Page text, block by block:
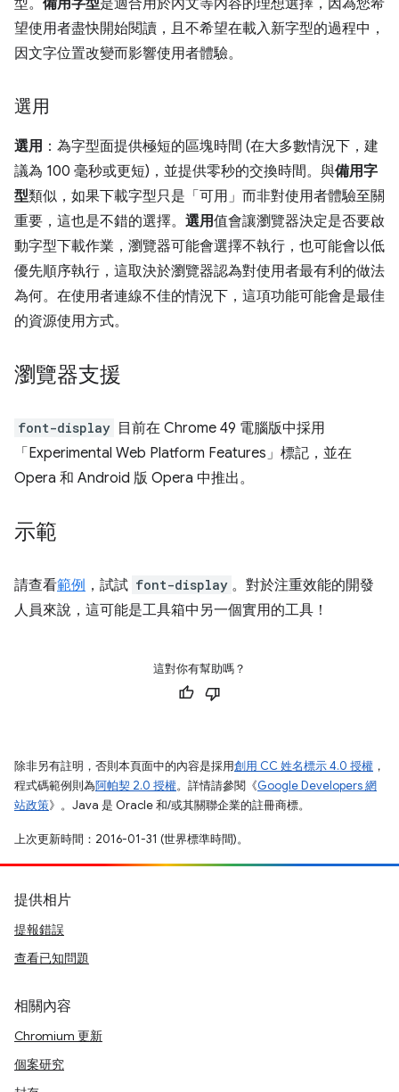
型。 備用字型是適合用於內文等內容的理想選擇，因為您希
望使用者盡快開始閱讀，且不希望在載入新字型的過程中，
因文字位置改變而影響使用者體驗。
選用
選用 ：為字型面提供極短的區塊時間 (在大多數情況下，建
議為 100 毫秒或更短)，並提供零秒的交換時間。與備用字
型類似，如果下載字型只是「可用」而非對使用者體驗至關
重要，這也是不錯的選擇。 選用值會讓瀏覽器決定是否要啟
動字型下載作業，瀏覽器可能會選擇不執行，也可能會以低
優先順序執行，這取決於瀏覽器認為對使用者最有利的做法
為何。在使用者連線不佳的情況下，這項功能可能會是最佳
的資源使用方式。
瀏覽器支援
font-display 目前在 Chrome 49 電腦版中採用
「Experimental Web Platform Features」標記，並在
Opera 和 Android 版 Opera 中推出。
示範
請查看範例 ，試試 font-display 。對於注重效能的開發
人員來說，這可能是工具箱中另一個實用的工具！
這對你有幫助嗎？
除非另有註明，否則本頁面中的內容是採用創用 CC 姓名標示 4.0 授權 ，
程式碼範例則為阿帕契 2.0 授權。詳情請參閱《Google Developers 網
站政策》。Java 是 Oracle 和/或其關聯企業的註冊商標。
上次更新時間：2016-01-31 (世界標準時間)。
提供相片
提報錯誤
查看已知問題
相關內容
Chromium 更新
個案研究